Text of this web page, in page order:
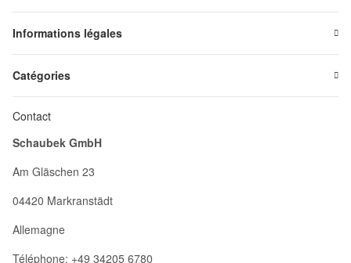
Informations légales
Catégories
Contact
Schaubek GmbH
Am Gläschen 23
04420 Markranstädt
Allemagne
Téléphone: +49 34205 6780